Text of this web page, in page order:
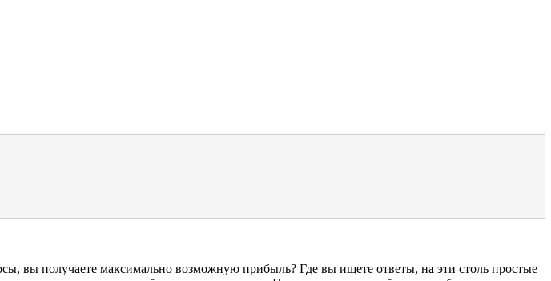
вы получаете максимально возможную прибыль? Где вы ищете ответы, на эти столь простые